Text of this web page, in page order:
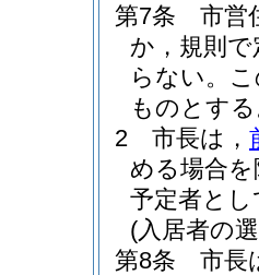
第7条
市営
か，規則
らない。
ものとす
2
市長は，
める場合
予定者と
(入居者の
第8条
市長